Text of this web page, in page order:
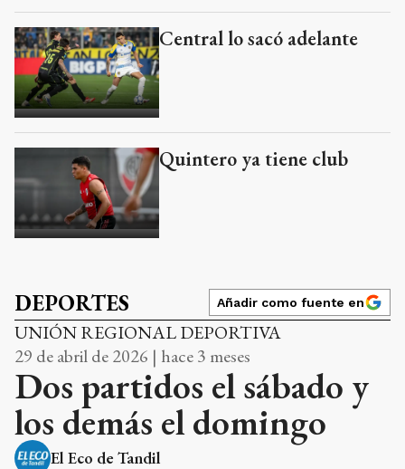
Central lo sacó adelante
Quintero ya tiene club
DEPORTES Añadir como fuente en
UNIÓN REGIONAL DEPORTIVA
29 de abril de 2026 | hace 3 meses
Dos partidos el sábado y
los demás el domingo
El Eco de Tandil